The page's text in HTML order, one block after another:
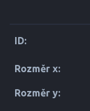
ID:
Rozměr x:
Rozměr y: